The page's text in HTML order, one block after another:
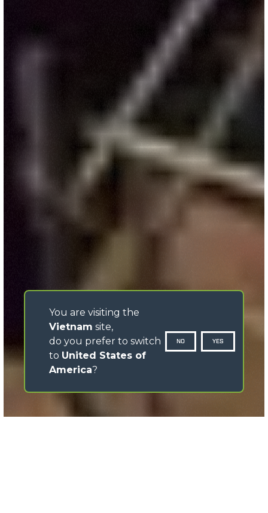
You are visiting the
Vietnam site,
do you prefer to switch
to United States of
America?
NO YES